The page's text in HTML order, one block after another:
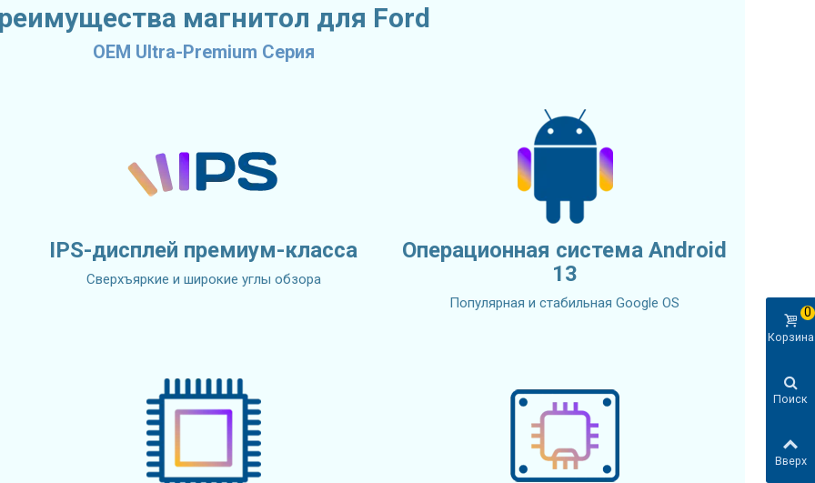
магнитол для Ford
OEM Ultra-Premium Серия
IPS-дисплей премиум-класса
Сверхъяркие и широкие углы обзора
Операционная система Android
13
Популярная и стабильная Google OS
Корзина
0
Поиск
Вверх